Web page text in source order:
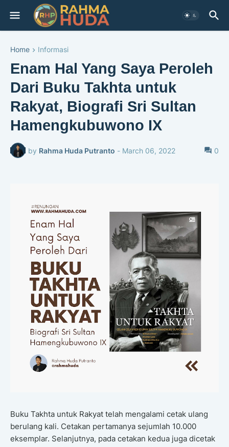
Home Informasi
Enam Hal Yang Saya Peroleh
Dari Buku Takhta untuk
Rakyat, Biografi Sri Sultan
Hamengkubuwono IX
by Rahma Huda Putranto - March 06, 2022 0
Buku Takhta untuk Rakyat telah mengalami cetak ulang
berulang kali. Cetakan pertamanya sejumlah 10.000
eksemplar. Selanjutnya, pada cetakan kedua juga dicetak